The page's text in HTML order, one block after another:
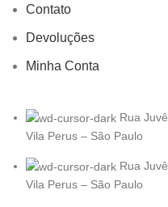
Contato
Devoluções
Minha Conta
Rua
Vila Perus – São Paulo
Rua
Vila Perus – São Paulo